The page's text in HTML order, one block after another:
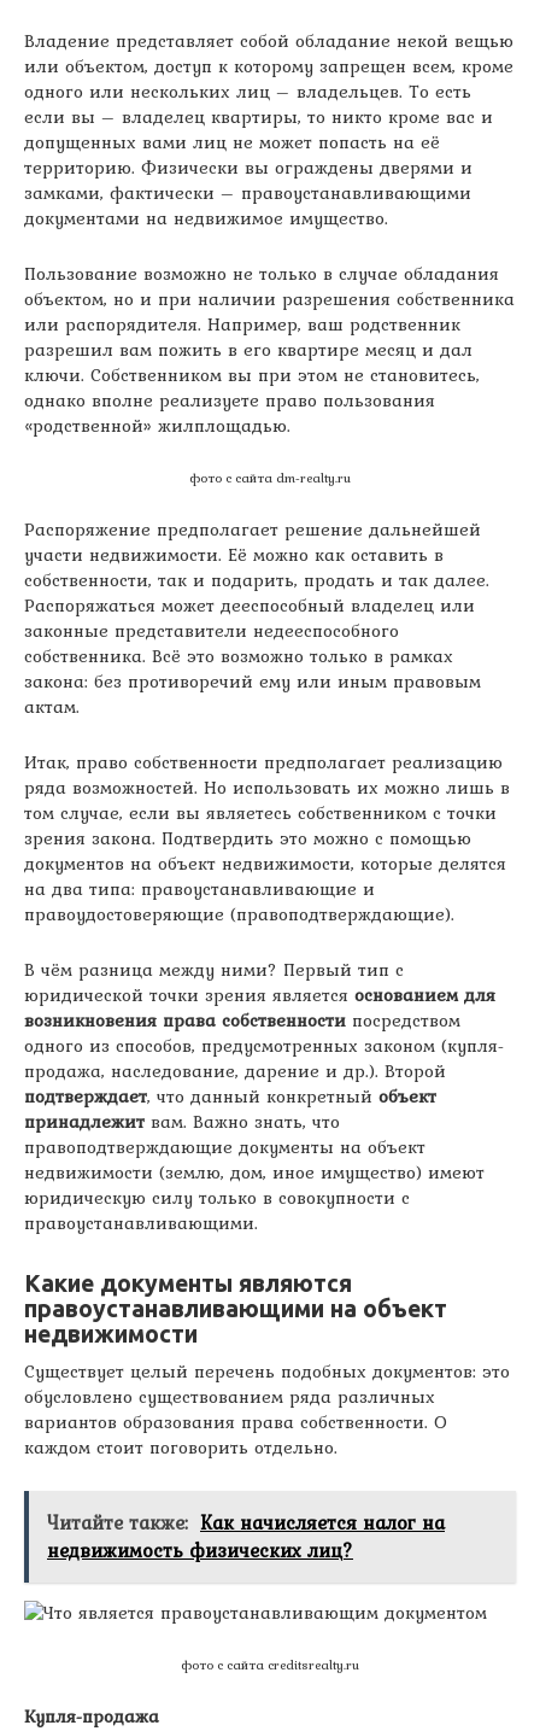
Владение представляет собой обладание некой вещью
или объектом, доступ к которому запрещен всем, кроме
одного или нескольких лиц – владельцев. То есть
если вы – владелец квартиры, то никто кроме вас и
допущенных вами лиц не может попасть на её
территорию. Физически вы ограждены дверями и
замками, фактически – правоустанавливающими
документами на недвижимое имущество.
Пользование возможно не только в случае обладания
объектом, но и при наличии разрешения собственника
или распорядителя. Например, ваш родственник
разрешил вам пожить в его квартире месяц и дал
ключи. Собственником вы при этом не становитесь,
однако вполне реализуете право пользования
«родственной» жилплощадью.
фото с сайта dm-realty.ru
Распоряжение предполагает решение дальнейшей
участи недвижимости. Её можно как оставить в
собственности, так и подарить, продать и так далее.
Распоряжаться может дееспособный владелец или
законные представители недееспособного
собственника. Всё это возможно только в рамках
закона: без противоречий ему или иным правовым
актам.
Итак, право собственности предполагает реализацию
ряда возможностей. Но использовать их можно лишь в
том случае, если вы являетесь собственником с точки
зрения закона. Подтвердить это можно с помощью
документов на объект недвижимости, которые делятся
на два типа: правоустанавливающие и
правоудостоверяющие (правоподтверждающие).
В чём разница между ними? Первый тип с
юридической точки зрения является основанием для
возникновения права собственности посредством
одного из способов, предусмотренных законом (купля-
продажа, наследование, дарение и др.). Второй
подтверждает, что данный конкретный объект
принадлежит вам. Важно знать, что
правоподтверждающие документы на объект
недвижимости (землю, дом, иное имущество) имеют
юридическую силу только в совокупности с
правоустанавливающими.
Какие документы являются
правоустанавливающими на объект
недвижимости
Существует целый перечень подобных документов: это
обусловлено существованием ряда различных
вариантов образования права собственности. О
каждом стоит поговорить отдельно.
Читайте также: Как начисляется налог на
недвижимость физических лиц?
фото с сайта creditsrealty.ru
Купля-продажа